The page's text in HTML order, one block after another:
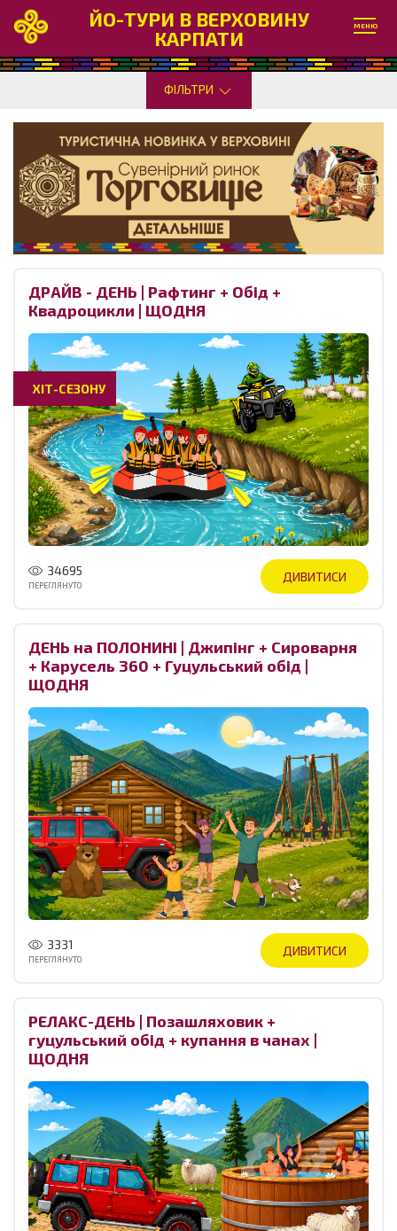
ЙО-ТУРИ В ВЕРХОВИНУ
КАРПАТИ
МЕНЮ
ФІЛЬТРИ
ДРАЙВ - ДЕНЬ | Рафтинг + Обід +
Квадроцикли | ЩОДНЯ
34695
ПЕРЕГЛЯНУТО
ДИВИТИСИ
ХІТ-СЕЗОНУ
ДЕНЬ на ПОЛОНИНІ | Джипінг + Сироварня
+ Карусель 360 + Гуцульський обід |
ЩОДНЯ
3331
ПЕРЕГЛЯНУТО
ДИВИТИСИ
РЕЛАКС-ДЕНЬ | Позашляховик +
гуцульський обід + купання в чанах |
ЩОДНЯ